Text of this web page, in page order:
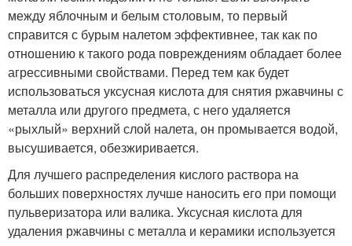
между яблочным и белым столовым, то первый
справится с бурым налетом эффективнее, так как по
отношению к такого рода повреждениям обладает более
агрессивными свойствами. Перед тем как будет
использоваться уксусная кислота для снятия ржавчины с
металла или другого предмета, с него удаляется
«рыхлый» верхний слой налета, он промывается водой,
высушивается, обезжиривается.
Для лучшего распределения кислого раствора на
больших поверхностях лучше наносить его при помощи
пульверизатора или валика. Уксусная кислота для
удаления ржавчины с металла и керамики используется